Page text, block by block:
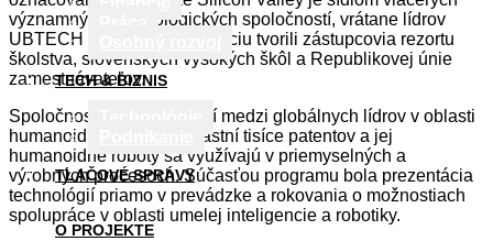
TECH & BIZNIS
TLAČOVÉ SPRÁVY
O PROJEKTE
významných technologických spoločností, vrátane lídrov
UBTECH a Huawei. Delegáciu tvorili zástupcovia rezortu
školstva, slovenských vysokých škôl a Republikovej únie
zamestnávateľov.
Spoločnosť UBTECH patrí medzi globálnych lídrov v oblasti
humanoidnej robotiky. Vlastní tisíce patentov a jej
humanoidné roboty sa využívajú v priemyselných a
výrobných procesoch. Súčasťou programu bola prezentácia
technológií priamo v prevádzke a rokovania o možnostiach
spolupráce v oblasti umelej inteligencie a robotiky.